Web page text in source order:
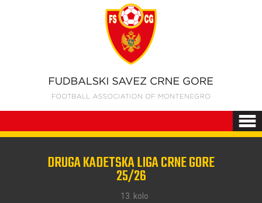
DRUGA KADETSKA LIGA CRNE GORE
25/26
13. kolo